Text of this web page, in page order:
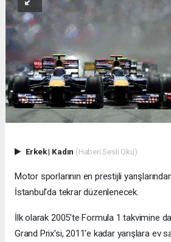
Erkek| Kadın (Haberi Sesli Oku)
Motor sporlarının en prestijli
İstanbul'da tekrar düzenlenecek.
İlk olarak 2005'te Formula 1 takvimine
Grand Prix'si, 2011'e kadar yarışlara ev